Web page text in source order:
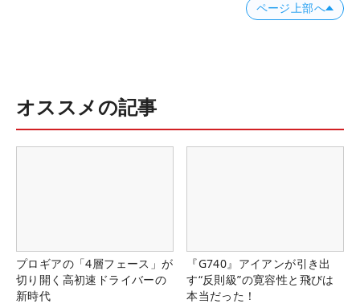
ページ上部へ
オススメの記事
プロギアの「4層フェース」が
切り開く高初速ドライバーの
新時代
『G740』アイアンが引き出
す“反則級”の寛容性と飛びは
本当だった！